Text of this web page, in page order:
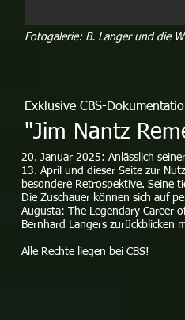
Fotogalerie: B. Langer und die
Exklusive CBS-
"Jim Nantz
20. Januar 2025: Anlässlich
13. April und dieser Seite zur
besondere Retrospektive. Seine
Die Zuschauer können sich auf
Augusta: The Legendary Career
Bernhard Langers zurückblicken
Alle Rechte liegen bei CBS!